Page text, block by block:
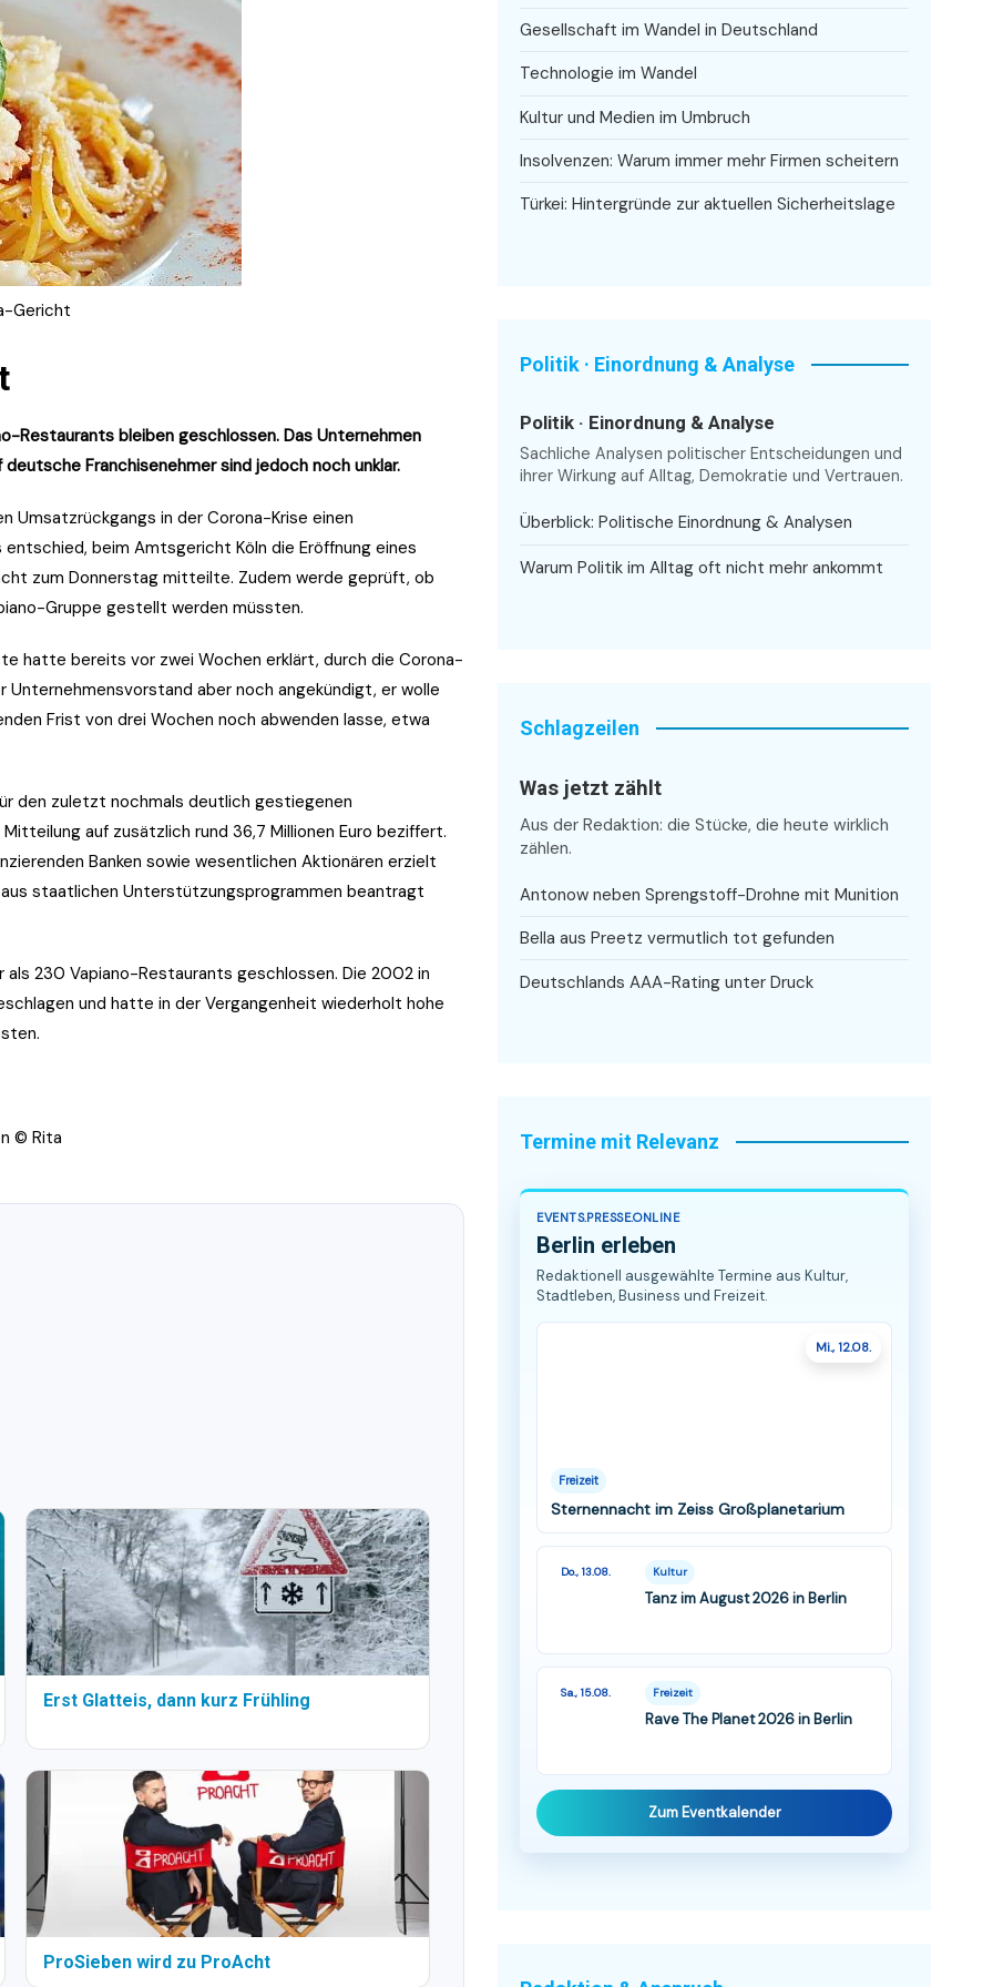
Gericht
Restaurants bleiben geschlossen. Das Unternehmen
Franchisenehmer sind jedoch noch unklar.
Umsatzrückgangs in der Corona-Krise einen
beim Amtsgericht Köln die Eröffnung eines
zum Donnerstag mitteilte. Zudem werde geprüft, ob
Gruppe gestellt werden müssten.
hatte bereits vor zwei Wochen erklärt, durch die Corona-
Unternehmensvorstand aber noch angekündigt, er wolle
Frist von drei Wochen noch abwenden lasse, etwa
den zuletzt nochmals deutlich gestiegenen
auf zusätzlich rund 36,7 Millionen Euro beziffert.
Banken sowie wesentlichen Aktionären erzielt
staatlichen Unterstützungsprogrammen beantragt
230 Vapiano-Restaurants geschlossen. Die 2002 in
und hatte in der Vergangenheit wiederholt hohe
© Rita
Erst Glatteis, dann kurz Frühling
ProSieben wird zu ProAcht
Gesellschaft im Wandel in Deutschland
Technologie im Wandel
Kultur und Medien im Umbruch
Insolvenzen: Warum immer mehr Firmen scheitern
Türkei: Hintergründe zur aktuellen Sicherheitslage
Politik · Einordnung & Analyse
Politik · Einordnung & Analyse
Sachliche Analysen politischer Entscheidungen und
ihrer Wirkung auf Alltag, Demokratie und Vertrauen.
Überblick: Politische Einordnung & Analysen
Warum Politik im Alltag oft nicht mehr ankommt
Schlagzeilen
Was jetzt zählt
Aus der Redaktion: die Stücke, die heute wirklich
zählen.
Antonow neben Sprengstoff-Drohne mit Munition
Bella aus Preetz vermutlich tot gefunden
Deutschlands AAA-Rating unter Druck
Termine mit Relevanz
EVENTS.PRESSE.ONLINE
Berlin erleben
Redaktionell ausgewählte Termine aus Kultur,
Stadtleben, Business und Freizeit.
Mi., 12.08.
Freizeit
Sternennacht im Zeiss Großplanetarium
Do., 13.08. Kultur
Tanz im August 2026 in Berlin
Sa., 15.08. Freizeit
Rave The Planet 2026 in Berlin
Zum Eventkalender